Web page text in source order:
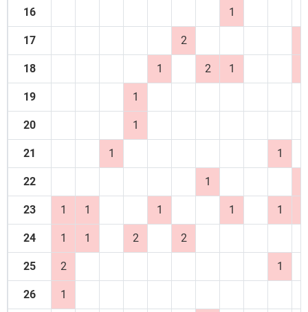
16 1
17 2
18 1 2 1
19 1
20 1
21 1 1
22 1
23 1 1 1 1 1
24 1 1 2 2
25 2 1
26 1